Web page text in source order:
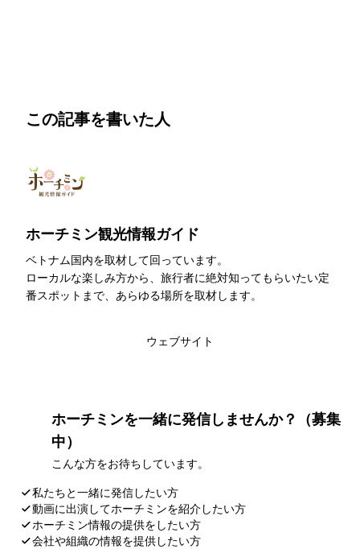
この記事を書いた人
ホーチミン観光情報ガイド
ベトナム国内を取材して回っています。
ローカルな楽しみ方から、旅行者に絶対知ってもらいたい定
番スポットまで、あらゆる場所を取材します。
ウェブサイト
ホーチミンを一緒に発信しませんか？（募集
中）
こんな方をお待ちしています。
私たちと一緒に発信したい方
動画に出演してホーチミンを紹介したい方
ホーチミン情報の提供をしたい方
会社や組織の情報を提供したい方